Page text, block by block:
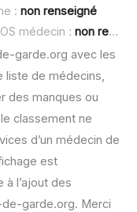
: non renseigné
médecin : non renseigné
garde.org avec les
liste de médecins,
des manques ou
classement ne
d’un médecin de
est
à l’ajout des
garde.org. Merci